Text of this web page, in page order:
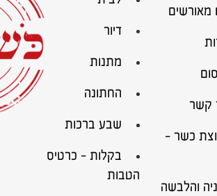
מאורשים
קשר
כשר –
והלבשה
דיור
מתנות
החתונה
שבע ברכות
בקלות – כרטיס
הטבות